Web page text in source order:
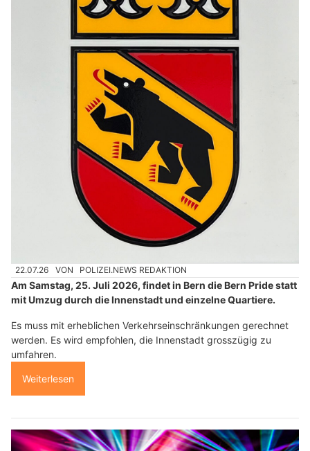
22.07.26 VON POLIZEI.NEWS REDAKTION
Am Samstag, 25. Juli 2026, findet in Bern die Bern Pride statt
mit Umzug durch die Innenstadt und einzelne Quartiere.
Es muss mit erheblichen Verkehrseinschränkungen gerechnet
werden. Es wird empfohlen, die Innenstadt grosszügig zu
umfahren.
Weiterlesen